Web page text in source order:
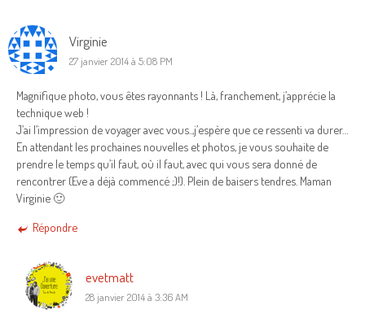
Virginie
27 janvier 2014 à 5:08 PM
Magnifique photo, vous êtes rayonnants ! Là, franchement, j’apprécie la
technique web !
J’ai l’impression de voyager avec vous..,j’espère que ce ressenti va durer…
En attendant les prochaines nouvelles et photos, je vous souhaite de
prendre le temps qu’il faut, où il faut, avec qui vous sera donné de
rencontrer (Eve a déjà commencé ;)!). Plein de baisers tendres. Maman
Virginie 🙂
Répondre
evetmatt
28 janvier 2014 à 3:36 AM